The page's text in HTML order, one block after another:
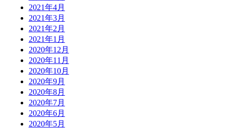
2021年4月
2021年3月
2021年2月
2021年1月
2020年12月
2020年11月
2020年10月
2020年9月
2020年8月
2020年7月
2020年6月
2020年5月